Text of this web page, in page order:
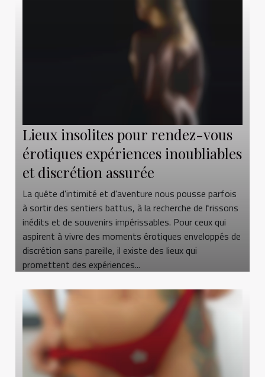
Lieux insolites pour rendez-vous
érotiques expériences inoubliables
et discrétion assurée
La quête d'intimité et d'aventure nous pousse parfois
à sortir des sentiers battus, à la recherche de frissons
inédits et de souvenirs impérissables. Pour ceux qui
aspirent à vivre des moments érotiques enveloppés de
discrétion sans pareille, il existe des lieux qui
promettent des expériences...